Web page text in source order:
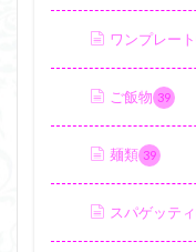
ワンプレート
ご飯物 39
麺類 39
スパゲッティ